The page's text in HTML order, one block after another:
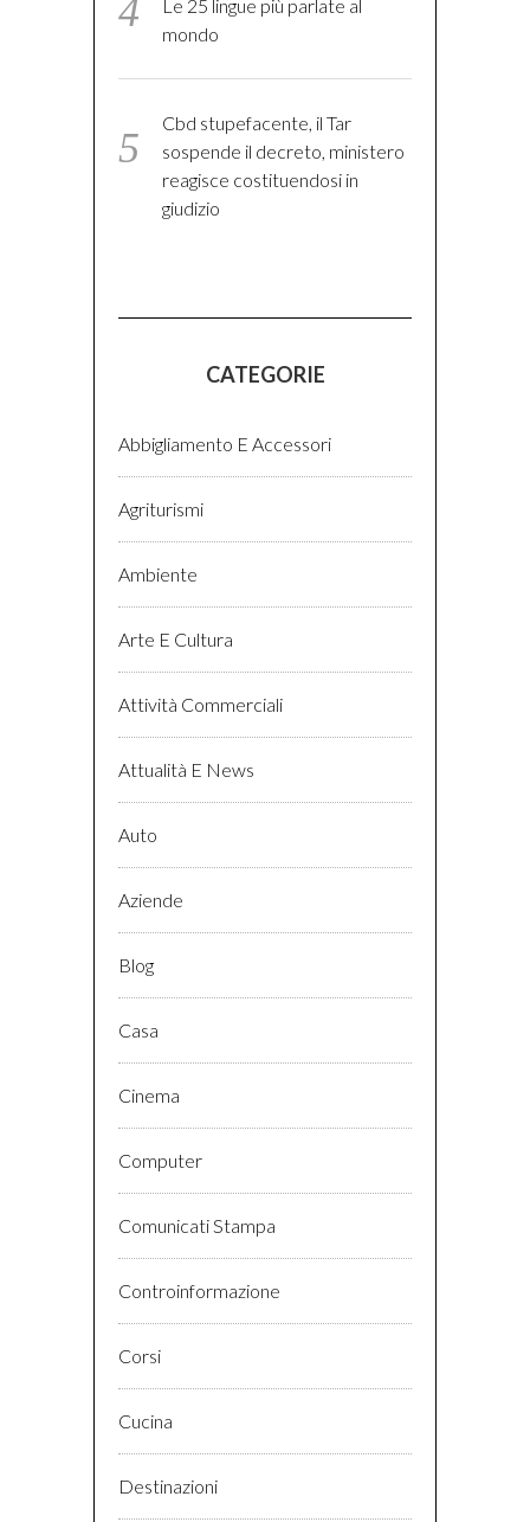
Le 25 lingue più parlate al
mondo
Cbd stupefacente, il Tar
sospende il decreto, ministero
reagisce costituendosi in
giudizio
CATEGORIE
Abbigliamento E Accessori
Agriturismi
Ambiente
Arte E Cultura
Attività Commerciali
Attualità E News
Auto
Aziende
Blog
Casa
Cinema
Computer
Comunicati Stampa
Controinformazione
Corsi
Cucina
Destinazioni